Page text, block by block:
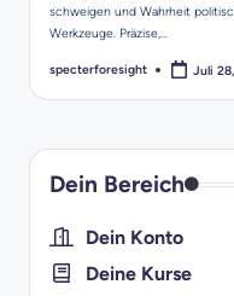
schweigen und Wahrheit
Werkzeuge. Präzise,…
Posted
specterforesight Juli
Dein Bereich
Dein Konto
Deine Kurse